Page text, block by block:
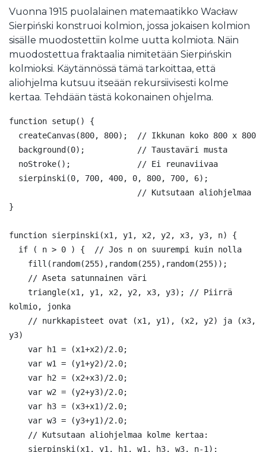
Vuonna 1915 puolalainen matemaatikko Wacław
Sierpiński konstruoi kolmion, jossa jokaisen kolmion
sisälle muodostettiin kolme uutta kolmiota. Näin
muodostettua fraktaalia nimitetään Sierpińskin
kolmioksi. Käytännössä tämä tarkoittaa, että
aliohjelma kutsuu itseään rekursiivisesti kolme
kertaa. Tehdään tästä kokonainen ohjelma.
function setup() {
}
function sierpinski(x1, y1, x2, y2, x3, y3, n) {
kolmio, jonka
y3)